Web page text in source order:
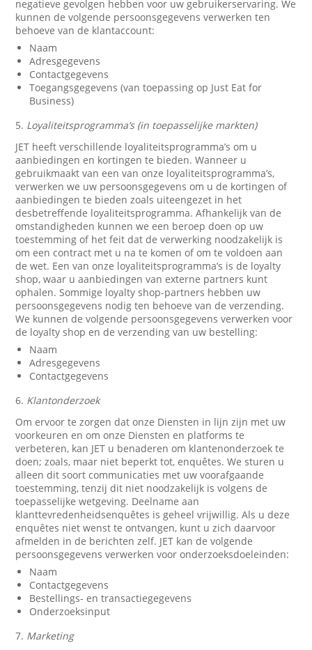
negatieve gevolgen hebben voor uw gebruikerservaring. We
kunnen de volgende persoonsgegevens verwerken ten
behoeve van de klantaccount:
Naam
Adresgegevens
Contactgegevens
Toegangsgegevens (van toepassing op Just Eat for
Business)
5. Loyaliteitsprogramma’s (in toepasselijke markten)
JET heeft verschillende loyaliteitsprogramma’s om u
aanbiedingen en kortingen te bieden. Wanneer u
gebruikmaakt van een van onze loyaliteitsprogramma’s,
verwerken we uw persoonsgegevens om u de kortingen of
aanbiedingen te bieden zoals uiteengezet in het
desbetreffende loyaliteitsprogramma. Afhankelijk van de
omstandigheden kunnen we een beroep doen op uw
toestemming of het feit dat de verwerking noodzakelijk is
om een contract met u na te komen of om te voldoen aan
de wet. Een van onze loyaliteitsprogramma’s is de loyalty
shop, waar u aanbiedingen van externe partners kunt
ophalen. Sommige loyalty shop-partners hebben uw
persoonsgegevens nodig ten behoeve van de verzending.
We kunnen de volgende persoonsgegevens verwerken voor
de loyalty shop en de verzending van uw bestelling:
Naam
Adresgegevens
Contactgegevens
6. Klantonderzoek
Om ervoor te zorgen dat onze Diensten in lijn zijn met uw
voorkeuren en om onze Diensten en platforms te
verbeteren, kan JET u benaderen om klantenonderzoek te
doen; zoals, maar niet beperkt tot, enquêtes. We sturen u
alleen dit soort communicaties met uw voorafgaande
toestemming, tenzij dit niet noodzakelijk is volgens de
toepasselijke wetgeving. Deelname aan
klanttevredenheidsenquêtes is geheel vrijwillig. Als u deze
enquêtes niet wenst te ontvangen, kunt u zich daarvoor
afmelden in de berichten zelf. JET kan de volgende
persoonsgegevens verwerken voor onderzoeksdoeleinden:
Naam
Contactgegevens
Bestellings- en transactiegegevens
Onderzoeksinput
7. Marketing